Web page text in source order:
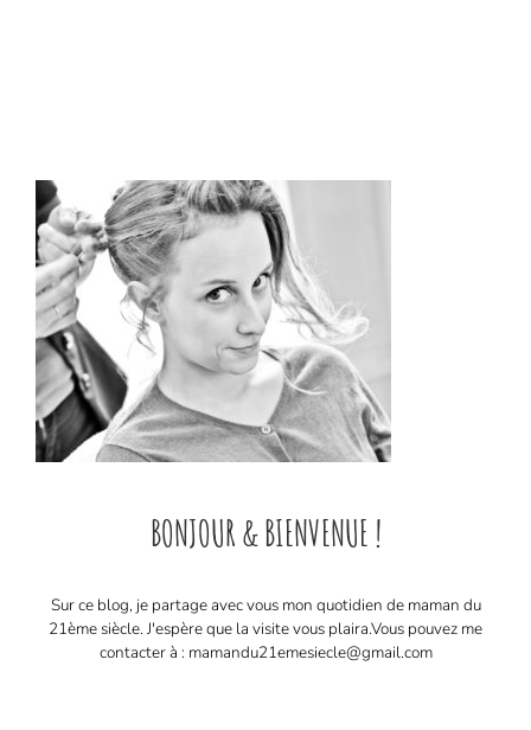
BONJOUR & BIENVENUE !
Sur ce blog, je partage avec vous mon quotidien de maman du
21ème siècle. J'espère que la visite vous plaira. ​ Vous pouvez me
contacter à : mamandu21emesiecle@gmail.com